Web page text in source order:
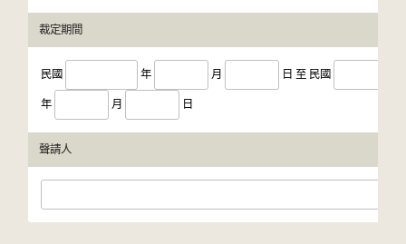
裁定期間
民國 年 月 日 至 民國
年 月 日
聲請人